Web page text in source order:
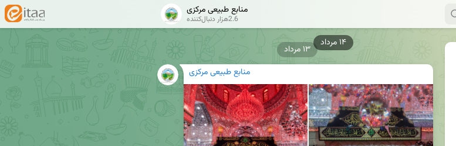
منابع طبیعی مرکزی
2.6هزار دنبال‌کننده
منابع طبیعی مرکزی
۱۳ مرداد